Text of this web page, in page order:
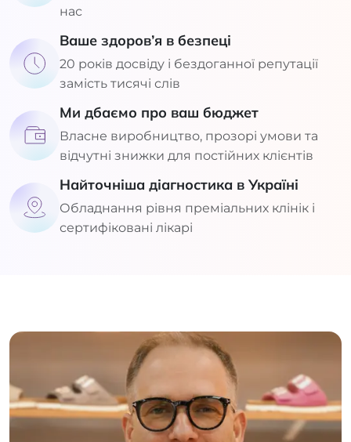
нас
Ваше здоров’я в безпеці
20 років досвіду і бездоганної репутації
замість тисячі слів
Ми дбаємо про ваш бюджет
Власне виробництво, прозорі умови та
відчутні знижки для постійних клієнтів
Найточніша діагностика в Україні
Обладнання рівня преміальних клінік і
сертифіковані лікарі